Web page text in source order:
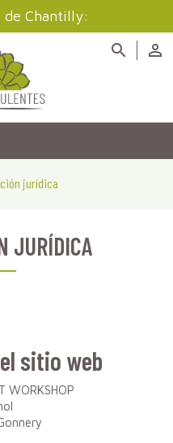
de Chantilly:


jurídica
JURÍDICA
sitio web
WORKSHOP